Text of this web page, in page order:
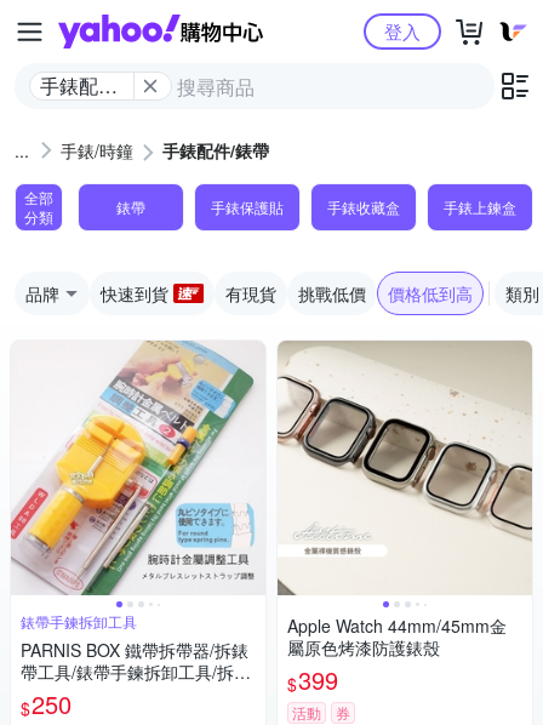
Yahoo購物中心
手錶配件/
登入
手錶/時鐘 手錶配件/錶帶
全部
分類
錶帶 手錶保護貼 手錶收藏盒 手錶上鍊盒
品牌 快速到貨 有現貨 挑戰低價 價格低到高 類別
錶帶手鍊拆卸工具
PARNIS BOX 鐵帶拆帶器/拆錶
帶工具/錶帶手鍊拆卸工具/拆帶
器/單售 維修手錶DIY #工具02
$250
Apple Watch 44mm/45mm金
屬原色烤漆防護錶殼
$399
活動 券